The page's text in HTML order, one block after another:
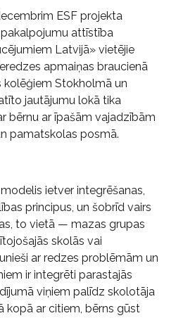
ESF projekta
attīstība
Latvijā» vietējie
apmaiņas braucienā
kolēģiem Stokholmā un
jautājumu lokā tika
bērnu ar īpašām vajadzībām
pamatskolas posmā.
ietver integrēšanas,
principus, un šobrīd vairs
to vietā — mazas grupas
skolās vai
ar redzes problēmām un
ir integrēti parastajās
viņiem palīdz skolotāja
kopā ar citiem, bērns gūst